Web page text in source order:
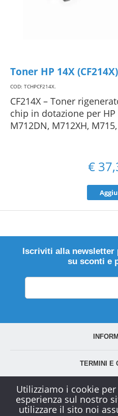
Toner HP 14X
COD: TCHPCF214X.
CF214X – Toner
chip in dotazione per
M712DN, M712XH,
€
Iscriviti alla newsletter
su sconti e
TERMINI E
Utilizziamo i cookie
esperienza sul nostro
utilizzare il sito noi